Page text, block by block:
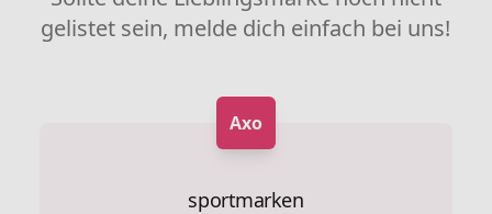
gelistet sein, melde dich einfach bei uns!
Axo
sportmarken